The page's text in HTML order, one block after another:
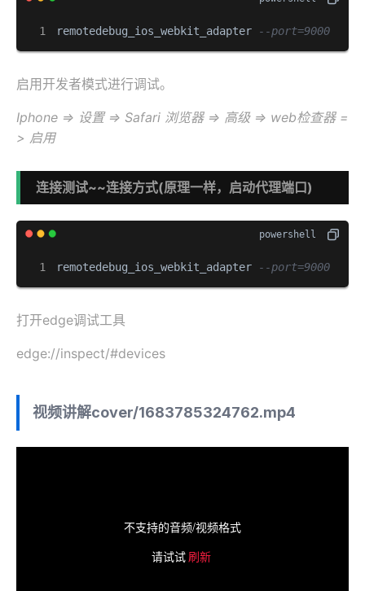
remotedebug_ios_webkit_adapter --port=9000
启用开发者模式进行调试。
Iphone => 设置 => Safari 浏览器 => 高级 => web检查器 =
> 启用
连接测试~~连接方式(原理一样，启动代理端口)
remotedebug_ios_webkit_adapter --port=9000
打开edge调试工具
edge://inspect/#devices
视频讲解cover/1683785324762.mp4
不支持的音频/视频格式
请试试 刷新